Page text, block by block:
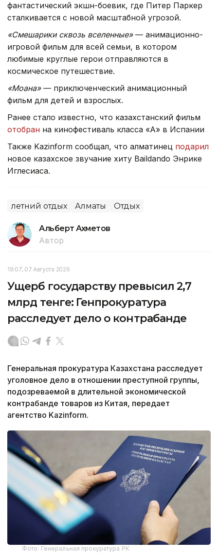
фантастический экшн-боевик, где Питер Паркер
сталкивается с новой масштабной угрозой.
«Смешарики сквозь вселенные»— анимационно-
игровой фильм для всей семьи, в котором
любимые круглые герои отправляются в
космическое путешествие.
«Моана»— приключенческий анимационный
фильм для детей и взрослых.
Ранее стало известно, что казахстанский фильм
отобран на кинофестиваль класса «А» в Испании
Также Kazinform сообщал, что алматинец подарил
новое казахское звучание хиту Baildando Энрике
Иглесиаса.
летний отдых Алматы Отдых
Альберт Ахметов
Автор
19:07, 07 Августа 2026
Ущерб государству превысил 2,7
млрд тенге: Генпрокуратура
расследует дело о контрабанде
Генеральная прокуратура Казахстана расследует
уголовное дело в отношении преступной группы,
подозреваемой в длительной экономической
контрабанде товаров из Китая, передает
агентство Kazinform.
Фото: Генеральная прокуратура РК